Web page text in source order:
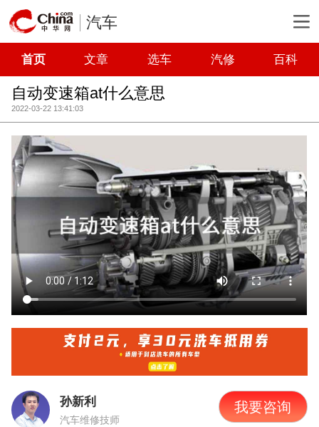
汽车
首页 文章 选车 汽修 百科
自动变速箱at什么意思
2022-03-22 13:41:03
孙新利
汽车维修技师
我要咨询